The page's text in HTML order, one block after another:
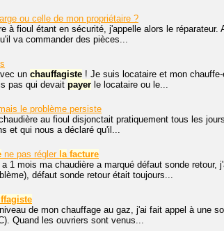
ou celle de mon propriétaire ?
à fioul étant en sécurité, j'appelle alors le
va commander des pièces...
un chauffagiste ! Je suis locataire et mon
pas qui devait payer le locataire ou le...
le problème persiste
au fioul disjonctait pratiquement tous les
et qui nous a déclaré qu'il...
ne pas régler la facture
1 mois ma chaudière a marqué défaut sonde retour,
défaut sonde retour était toujours...
de mon chauffage au gaz, j'ai fait appel à une
Quand les ouvriers sont venus...